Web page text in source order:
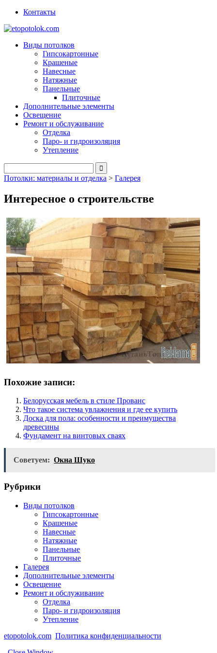
Контакты
Виды потолков
Гипсокартонные
Крашеные
Навесные
Натяжные
Панельные
Плиточные
Дополнительные элементы
Освещение
Ремонт и обслуживание
Отделка
Паро- и гидроизоляция
Утепление
Потолки: материалы и отделка > Галерея
Интересное о строительстве
Похожие записи:
Белорусская мебель в стиле Прованс
Что такое система увлажнения и где ее купить
Доска для пола: особенности и преимущества
древесины
Фундамент на винтовых сваях
Советуем: Окна Шуко
Рубрики
Виды потолков
Гипсокартонные
Крашеные
Навесные
Натяжные
Панельные
Плиточные
Галерея
Дополнительные элементы
Освещение
Ремонт и обслуживание
Отделка
Паро- и гидроизоляция
Утепление
etopotolok.com Политика конфиденциальности